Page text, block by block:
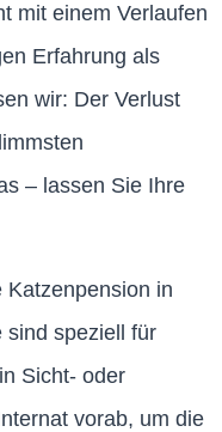
mit einem Verlaufen
Erfahrung als
wir: Der Verlust
– lassen Sie Ihre
Katzenpension in
sind speziell für
Sicht- oder
vorab, um die